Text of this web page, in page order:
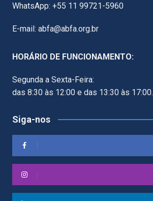
WhatsApp: +55 11 99721-5960
E-mail: abfa@abfa.org.br
HORÁRIO DE FUNCIONAMENTO:
Segunda a Sexta-Feira:
das 8:30 às 12:00 e das 13:30 às 17:00.
Siga-nos